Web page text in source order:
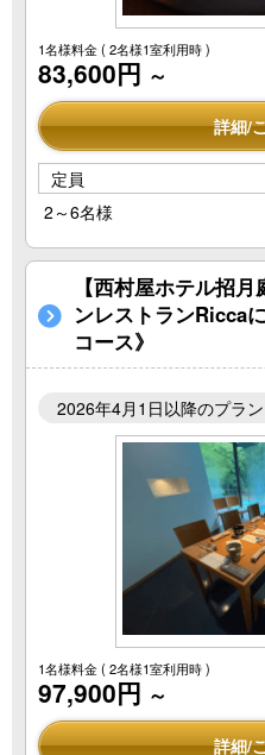
1名様料金( 2名様1室利用時 )
83,600円 ～
詳細/
定員
2～6名様
【西村屋ホテル招
ンレストランRicca
コース》
2026年4月1日以降のプラン
1名様料金( 2名様1室利用時 )
97,900円 ～
詳細/